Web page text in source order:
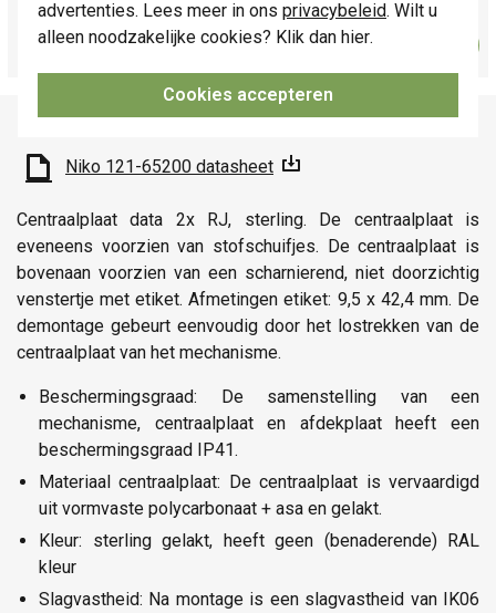
advertenties. Lees meer in ons privacybeleid. Wilt u
alleen noodzakelijke cookies? Klik dan hier.
Cookies accepteren
21,95 +
- Bestel
Productomschrijving
Niko 121-65200 datasheet
Centraalplaat data 2x RJ, sterling. De centraalplaat is
eveneens voorzien van stofschuifjes. De centraalplaat is
bovenaan voorzien van een scharnierend, niet doorzichtig
venstertje met etiket. Afmetingen etiket: 9,5 x 42,4 mm. De
demontage gebeurt eenvoudig door het lostrekken van de
centraalplaat van het mechanisme.
Beschermingsgraad: De samenstelling van een
mechanisme, centraalplaat en afdekplaat heeft een
beschermingsgraad IP41.
Materiaal centraalplaat: De centraalplaat is vervaardigd
uit vormvaste polycarbonaat + asa en gelakt.
Kleur: sterling gelakt, heeft geen (benaderende) RAL
kleur
Slagvastheid: Na montage is een slagvastheid van IK06